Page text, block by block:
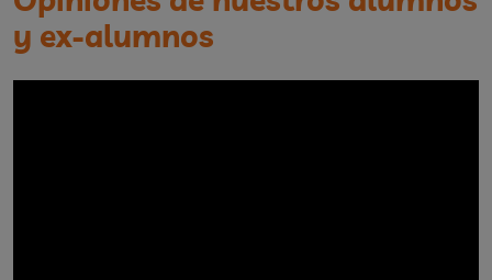
y ex-alumnos